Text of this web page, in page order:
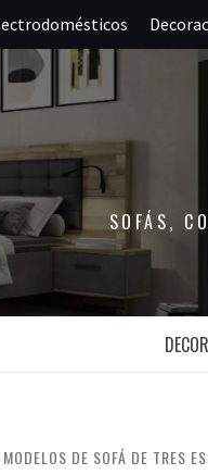
SOFÁS,
DE SOFÁ DE TRES